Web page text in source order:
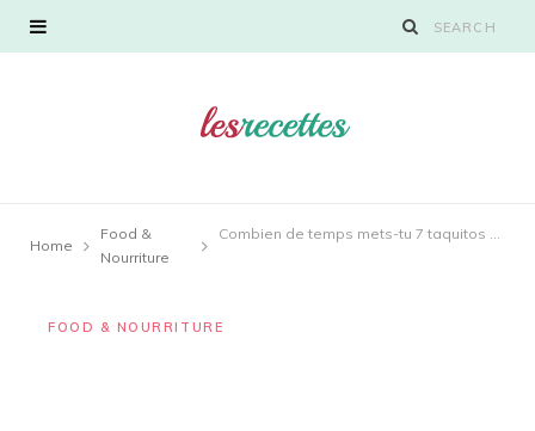
Home
Food &
Nourriture
Combien de temps mets-tu 7 taquitos au micro-ondes ?
FOOD & NOURRITURE